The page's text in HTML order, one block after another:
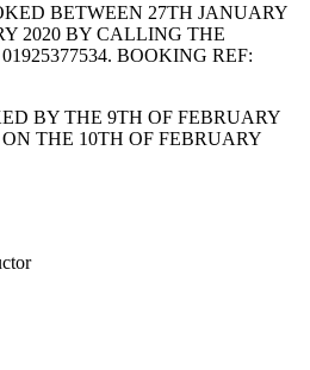
BETWEEN 27TH JANUARY
2020 BY CALLING THE
BOOKING REF:
BY THE 9TH OF FEBRUARY
THE 10TH OF FEBRUARY